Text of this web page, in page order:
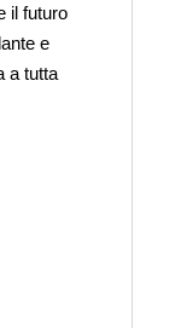
il futuro
e
a tutta